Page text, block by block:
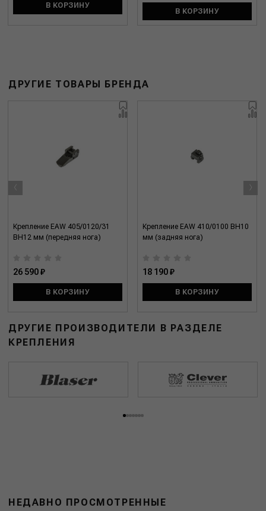
В КОРЗИНУ
В КОРЗИНУ
ДРУГИЕ ТОВАРЫ БРЕНДА
Крепление EAW 405/0120/31
BH12 мм (передняя нога)
26 590 ₽
В КОРЗИНУ
Крепление EAW 410/0100 BH10
мм (задняя нога)
18 190 ₽
В КОРЗИНУ
‹ ›
ДРУГИЕ ПРОИЗВОДИТЕЛИ В РАЗДЕЛЕ
КРЕПЛЕНИЯ
НЕДАВНО ПРОСМОТРЕННЫЕ